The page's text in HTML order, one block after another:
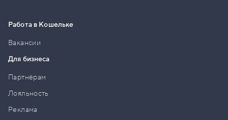
Работа в Кошельке
Вакансии
Для бизнеса
Партнёрам
Лояльность
Реклама